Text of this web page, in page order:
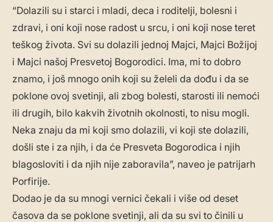
“Dolazili su i starci i mladi, deca i roditelji, bolesni i
zdravi, i oni koji nose radost u srcu, i oni koji nose teret
teškog života. Svi su dolazili jednoj Majci, Majci Božijoj
i Majci našoj Presvetoj Bogorodici. Ima, mi to dobro
znamo, i još mnogo onih koji su želeli da dođu i da se
poklone ovoj svetinji, ali zbog bolesti, starosti ili nemoći
ili drugih, bilo kakvih životnih okolnosti, to nisu mogli.
Neka znaju da mi koji smo dolazili, vi koji ste dolazili,
došli ste i za njih, i da će Presveta Bogorodica i njih
blagosloviti i da njih nije zaboravila”, naveo je patrijarh
Porfirije.
Dodao je da su mnogi vernici čekali i više od deset
časova da se poklone svetinji, ali da su svi to činili u